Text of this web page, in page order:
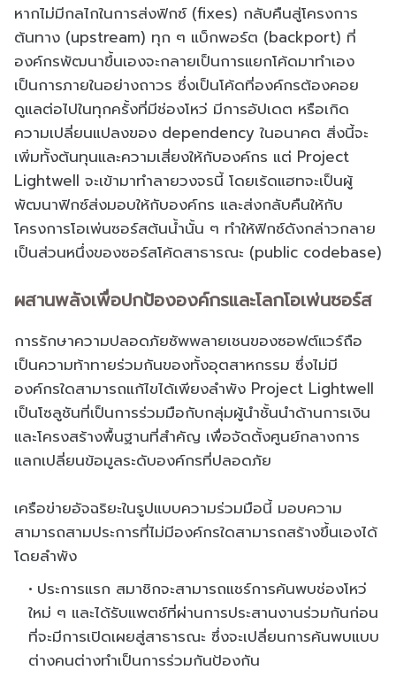
หากไม่มีกลไกในการส่งฟิกซ์ (fixes) กลับคืนสู่โครงการ
ต้นทาง (upstream) ทุก ๆ แบ็กพอร์ต (backport) ที่
องค์กรพัฒนาขึ้นเองจะกลายเป็นการแยกโค้ดมาทำเอง
เป็นการภายในอย่างถาวร ซึ่งเป็นโค้ดที่องค์กรต้องคอย
ดูแลต่อไปในทุกครั้งที่มีช่องโหว่ มีการอัปเดต หรือเกิด
ความเปลี่ยนแปลงของ dependency ในอนาคต สิ่งนี้จะ
เพิ่มทั้งต้นทุนและความเสี่ยงให้กับองค์กร แต่ Project
Lightwell จะเข้ามาทำลายวงจรนี้ โดยเร้ดแฮทจะเป็นผู้
พัฒนาฟิกซ์ส่งมอบให้กับองค์กร และส่งกลับคืนให้กับ
โครงการโอเพ่นซอร์สต้นน้ำนั้น ๆ ทำให้ฟิกซ์ดังกล่าวกลาย
เป็นส่วนหนึ่งของซอร์สโค้ดสาธารณะ (public codebase)
ผสานพลังเพื่อปกป้ององค์กรและโลกโอเพ่นซอร์ส
การรักษาความปลอดภัยซัพพลายเชนของซอฟต์แวร์ถือ
เป็นความท้าทายร่วมกันของทั้งอุตสาหกรรม ซึ่งไม่มี
องค์กรใดสามารถแก้ไขได้เพียงลำพัง Project Lightwell
เป็นโซลูชันที่เป็นการร่วมมือกับกลุ่มผู้นำชั้นนำด้านการเงิน
และโครงสร้างพื้นฐานที่สำคัญ เพื่อจัดตั้งศูนย์กลางการ
แลกเปลี่ยนข้อมูลระดับองค์กรที่ปลอดภัย
เครือข่ายอัจฉริยะในรูปแบบความร่วมมือนี้ มอบความ
สามารถสามประการที่ไม่มีองค์กรใดสามารถสร้างขึ้นเองได้
โดยลำพัง
ประการแรก สมาชิกจะสามารถแชร์การค้นพบช่องโหว่
ใหม่ ๆ และได้รับแพตช์ที่ผ่านการประสานงานร่วมกันก่อน
ที่จะมีการเปิดเผยสู่สาธารณะ ซึ่งจะเปลี่ยนการค้นพบแบบ
ต่างคนต่างทำเป็นการร่วมกันป้องกัน